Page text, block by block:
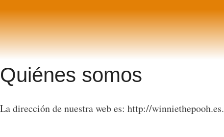
Quiénes somos
La dirección de nuestra web es: http://winniethepooh.es.